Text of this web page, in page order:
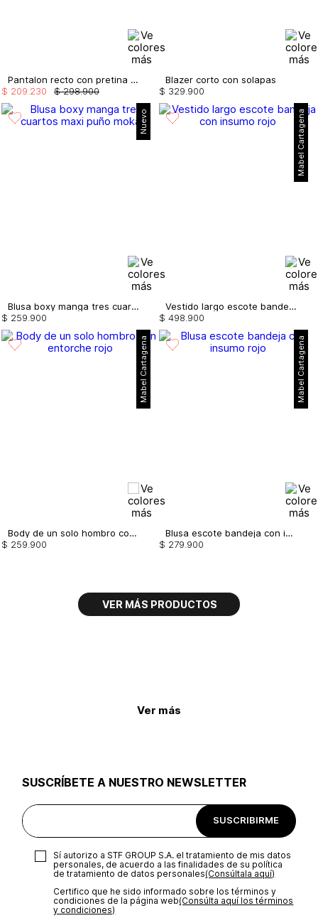
Pantalon recto con pretina en satin
$ 298.900
$ 209 230
Blazer corto con solapas
$ 329 900
Nuevo
Blusa boxy manga tres cuartos maxi puño
$ 259 900
Mabel Cartagena
Vestido largo escote bandeja con insumo
$ 498 900
Mabel Cartagena
Body de un solo hombro con entorche
$ 259 900
Mabel Cartagena
Blusa escote bandeja con insumo
$ 279 900
Ver más
SUSCRÍBETE A NUESTRO NEWSLETTER
SUSCRIBIRME
Sí autorizo a STF GROUP S.A. el tratamiento de mis datos
personales, de acuerdo a las finalidades de su política
de tratamiento de datos personales‎(Consúltala aquí)
Certifico que he sido informado sobre los términos y
condiciones de la página web‎(Consúlta aquí los términos
y condiciones)